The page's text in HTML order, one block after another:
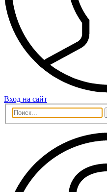
Вход на сайт